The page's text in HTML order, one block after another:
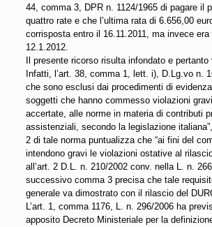
44, comma 3, DPR n. 1124/1965 di pagare il
quattro rate e che l’ultima rata di 6.656,00
corrisposta entro il 16.11.2011, ma invece era
12.1.2012.
Il presente ricorso risulta infondato e
Infatti, l’art. 38, comma 1, lett. i), D.Lg.vo n.
che sono esclusi dai procedimenti di
soggetti che hanno commesso violazioni
accertate, alle norme in materia di contributi
assistenziali, secondo la legislazione
2 di tale norma puntualizza che “ai fini del
intendono gravi le violazioni ostative al
all’art. 2 D.L. n. 210/2002 conv. nella L. n.
successivo comma 3 precisa che tale
generale va dimostrato con il rilascio del
L’art. 1, comma 1176, L. n. 296/2006 ha
apposito Decreto Ministeriale per la